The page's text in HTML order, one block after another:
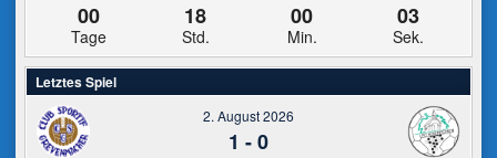
00
Tage
18
Std.
00
Min.
03
Sek.
Letztes Spiel
2. August 2026
1 -0